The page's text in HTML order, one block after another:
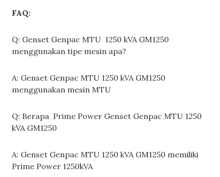
FAQ:
Q: Genset Genpac MTU 1250 kVA GM1250
menggunakan tipe mesin apa?
A: Genset Genpac MTU 1250 kVA GM1250
menggunakan mesin MTU
Q: Berapa Prime Power Genset Genpac MTU 1250
kVA GM1250
A: Genset Genpac MTU 1250 kVA GM1250 memiliki
Prime Power 1250kVA